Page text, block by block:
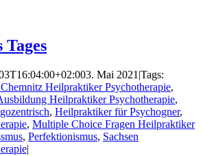
3. Mai 2021 |Tags:
Heilpraktiker Psychotherapie,
Heilpraktiker Psychotherapie,
, Heilpraktiker für Psychogner,
, Multiple Choice Fragen Heilpraktiker
, Perfektionismus, Sachsen
|